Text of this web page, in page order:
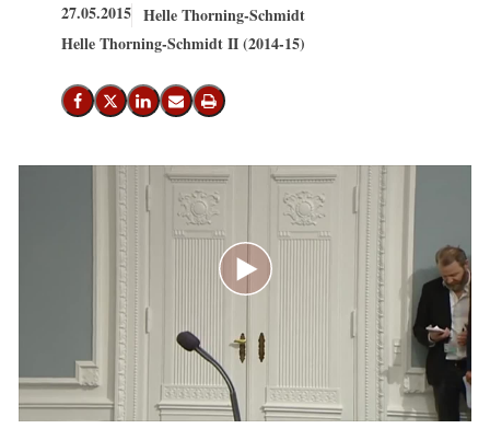
27.05.2015 Helle Thorning-Schmidt
Helle Thorning-Schmidt II (2014-15)
Del på Facebook
Del på X (Twitter)
Del på LinkedIn
Send email
Print